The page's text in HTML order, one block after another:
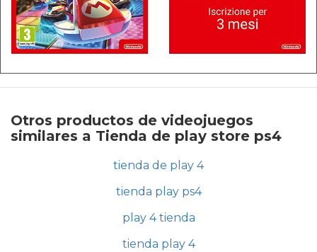
Otros productos de videojuegos
similares a Tienda de play store ps4
tienda de play 4
tienda play ps4
play 4 tienda
tienda play 4